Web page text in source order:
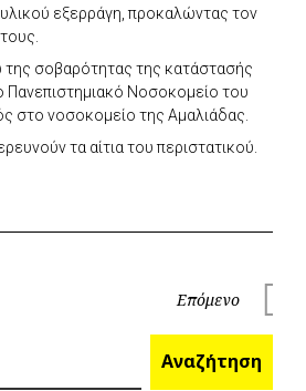
εξερράγη, προκαλώντας τον
σοβαρότητας της κατάστασής
Νοσοκομείο του
στο νοσοκομείο της Αμαλιάδας.
τα αίτια του περιστατικού.
Επόμενο
Αναζήτηση